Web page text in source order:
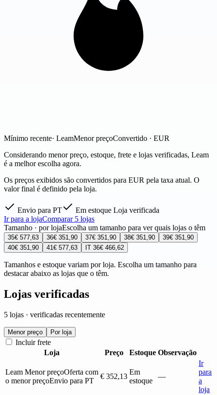
Mínimo recente· LeamMenor preçoConvertido · EUR
Considerando menor preço, estoque, frete e lojas verificadas, Leam
é a melhor escolha agora.
Os preços exibidos são convertidos para EUR pela taxa atual. O
valor final é definido pela loja.
Envio para PT Em estoque Loja verificada
Ir para a lojaComparar 5 lojas
Tamanho · por lojaEscolha um tamanho para ver quais lojas o têm
35€ 577,63 36€ 351,90 37€ 351,90 38€ 351,90 39€ 351,90
40€ 351,90 41 € 577,63 IT 36€ 466,62
Tamanhos e estoque variam por loja. Escolha um tamanho para
destacar abaixo as lojas que o têm.
Lojas verificadas
5 lojas · verificadas recentemente
Menor preço Por loja
Incluir frete
Loja
Preço Estoque Observação
Leam Menor preçoOferta com
o menor preçoEnvio para PT
€ 352,13
Em
estoque
—
Ir
para
a
loja